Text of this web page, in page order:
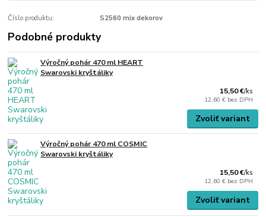
Číslo produktu: S2560 mix dekorov
Podobné produkty
Výročný pohár 470 ml HEART
Swarovski kryštáliky
15,50 €/ks
12,60 € bez DPH
Zvoliť variant
Výročný pohár 470 ml COSMIC
Swarovski kryštáliky
15,50 €/ks
12,60 € bez DPH
Zvoliť variant